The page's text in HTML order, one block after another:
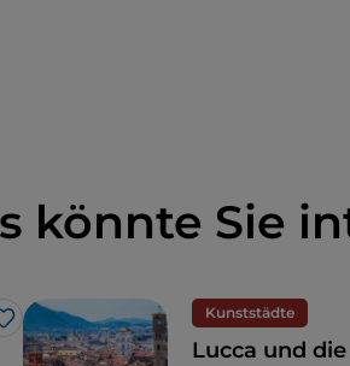
könnte Sie
Like
Kunststädte
Lucca und die